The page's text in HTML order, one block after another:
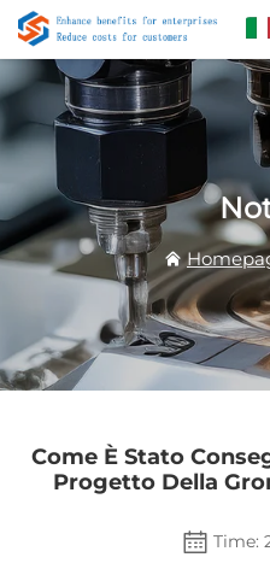
Chi Siamo
Prodotti
Notizie
FAQ
Come È Stato
Progetto Della
Time: